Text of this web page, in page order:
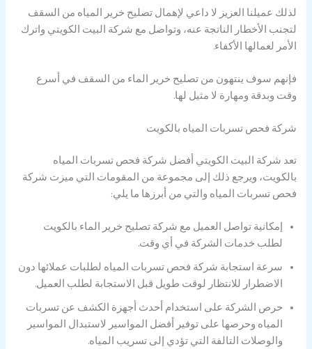
لذلك عميلنا العزيز لا داعي لإهمال تصليح خرير المياه من السقف
لتجنب الأخطار الناتجة عنه، وتواصل مع شركة البيت الكويتي واترك
الأمر لعمالها الأكفاء.
فإنهم سوف ينتهون من تصليح خرير الماء من السقف في أسرع
وقت وبدقة ومهارة لا مثيل لها.
شركة فحص تسربات المياه بالكويت
تعد شركة البيت الكويتي أفضل شركة فحص تسربات المياه
بالكويت، ويرجع ذلك إلى مجموعة من المقومات التي ميزت شركة
فحص تسربات المياه والتي من أبرزها ما يلي:
إمكانية تواصل العميل مع شركة تصليح خرير الماء بالكويت
لطلب خدمات الشركة في أي وقت.
سرعة استجابة شركة فحص تسربات المياه لطلبات عملائها دون
الاضطرار للانتظار لوقت طويل قبل الاستجابة لطلب العميل.
حرص الشركة على استخدام أحدث أجهزة الكشف عن تسربات
المياه وحرصها على توفير أفضل المواسير لاستبدال المواسير
والوصلات التالفة التي تؤدي إلى تسريب المياه.